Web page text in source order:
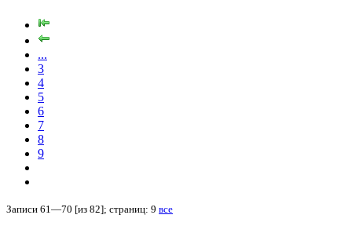
...
3
4
5
6
7
8
9
Записи 61—70 [из 82]; страниц: 9 все